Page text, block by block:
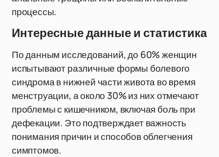
процессы.
Интересные данные и статистика
По данным исследований, до 60% женщин
испытывают различные формы болевого
синдрома в нижней части живота во время
менструации, а около 30% из них отмечают
проблемы с кишечником, включая боль при
дефекации. Это подтверждает важность
понимания причин и способов облегчения
симптомов.